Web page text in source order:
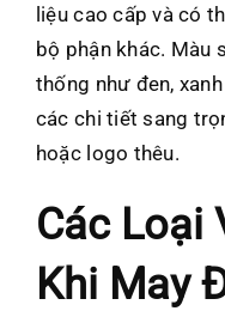
liệu cao cấp và có
bộ phận khác. Màu
thống như đen,
các chi tiết sang
hoặc logo thêu.
Các Loại
Khi May